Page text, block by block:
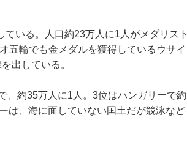
いる。
人口約23万人に1人がメダリスト
五輪でも金メダルを獲得しているウサイ
出している。
、約35万人に1人。3位はハンガリーで約
は、海に面していない国土だが競泳など